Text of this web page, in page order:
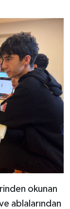
okunan
ablalarından